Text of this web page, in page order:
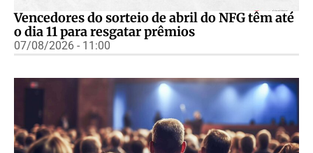
Vencedores do sorteio de abril do NFG têm até
o dia 11 para resgatar prêmios
07/08/2026 - 11:00